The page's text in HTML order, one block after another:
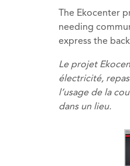
The Ekocenter
needing
express the
Le projet
électricité,
l’usage de la
dans un lieu.